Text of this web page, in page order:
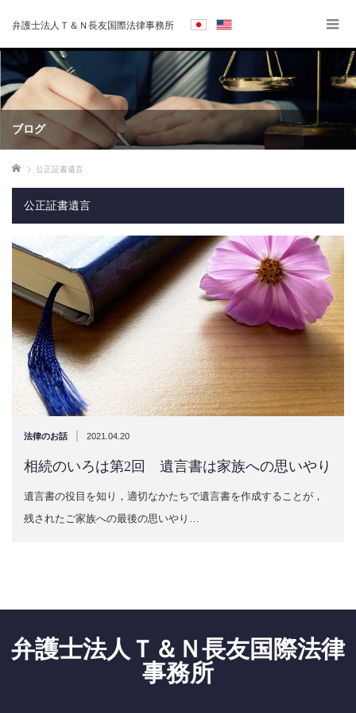
弁護士法人Ｔ＆Ｎ長友国際法律事務所
ブログ
ホーム 公正証書遺言
公正証書遺言
法律のお話 | 2021.04.20
相続のいろは第2回 遺言書は家族への思いやり
遺言書の役目を知り，適切なかたちで遺言書を作成することが，
残されたご家族への最後の思いやり…
弁護士法人Ｔ＆Ｎ長友国際法律
事務所